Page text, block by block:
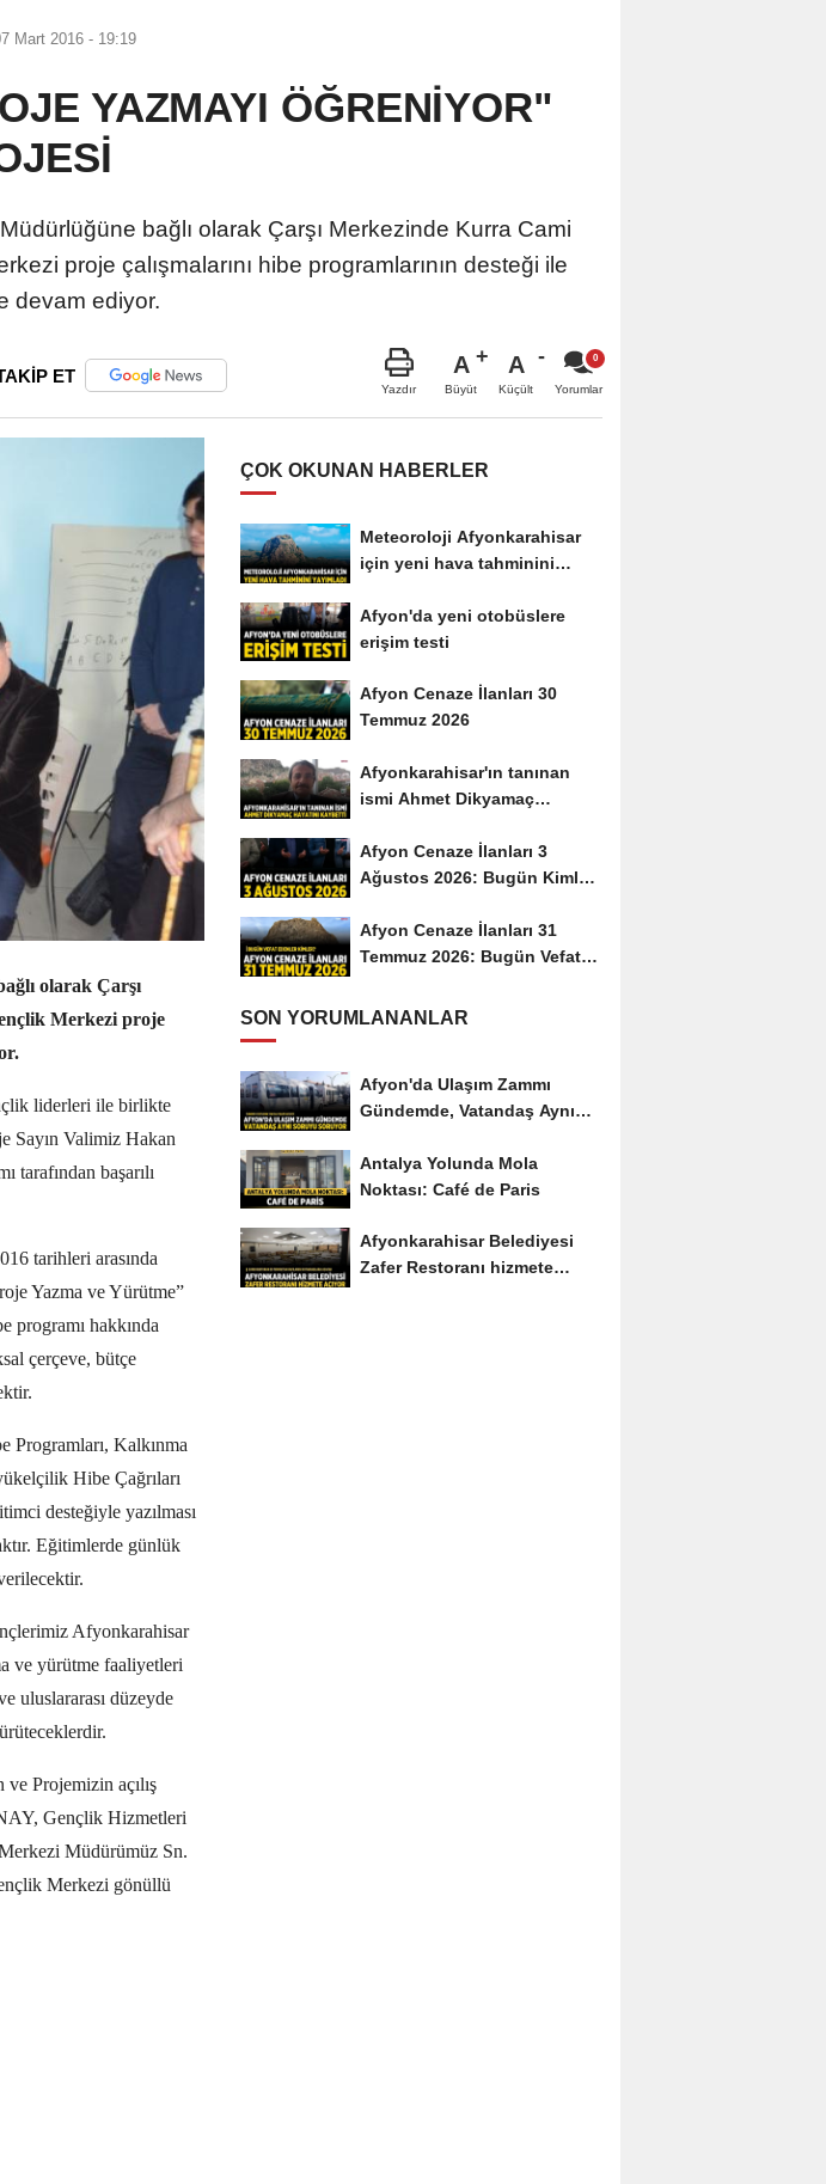
Mart 2016 - 19:19
YAZMAYI ÖĞRENİYOR"
bağlı olarak Çarşı Merkezinde Kurra Cami
proje çalışmalarını hibe programlarının desteği ile
devam ediyor.
ET
Yazdır
A
Büyüt
A
Küçült Yorumlar
olarak Çarşı
Merkezi proje
liderleri ile birlikte
Sayın Valimiz Hakan
tarafından başarılı
tarihleri arasında
Yazma ve Yürütme”
programı hakkında
çerçeve, bütçe
Programları, Kalkınma
Hibe Çağrıları
desteğiyle yazılması
Eğitimlerde günlük
Afyonkarahisar
ve yürütme faaliyetleri
uluslararası düzeyde
Projemizin açılış
Gençlik Hizmetleri
Müdürümüz Sn.
Merkezi gönüllü
ÇOK OKUNAN HABERLER
Meteoroloji Afyonkarahisar
için yeni hava tahminini
Afyon'da yeni otobüslere
erişim testi
Afyon Cenaze İlanları 30
Temmuz 2026
Afyonkarahisar'ın tanınan
ismi Ahmet Dikyamaç
Afyon Cenaze İlanları 3
Ağustos 2026: Bugün Kimler
Afyon Cenaze İlanları 31
Temmuz 2026: Bugün Vefat
SON YORUMLANANLAR
Afyon'da Ulaşım Zammı
Gündemde, Vatandaş Aynı
Antalya Yolunda Mola
Noktası: Café de Paris
Afyonkarahisar Belediyesi
Zafer Restoranı hizmete